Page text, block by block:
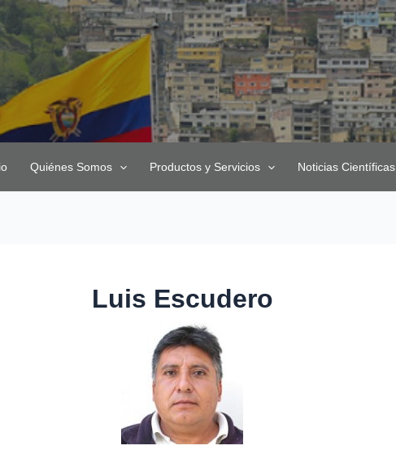
Quiénes Somos Productos y Servicios Noticias Científicas
Luis Escudero